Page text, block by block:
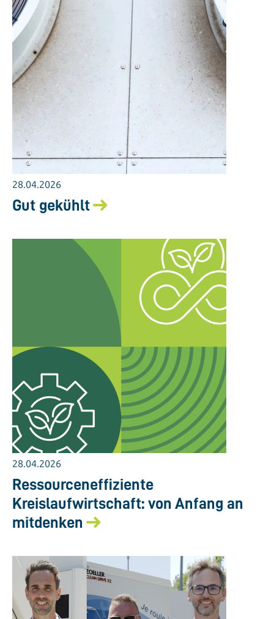
28.04.2026
Gut gekühlt
28.04.2026
Ressourceneffiziente
Kreislaufwirtschaft: von Anfang an
mitdenken